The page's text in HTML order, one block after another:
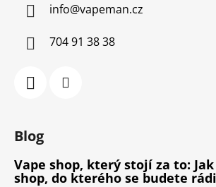
info@vapeman.cz
704 91 38 38
Blog
Vape shop, který stojí za to:
shop, do kterého se budete